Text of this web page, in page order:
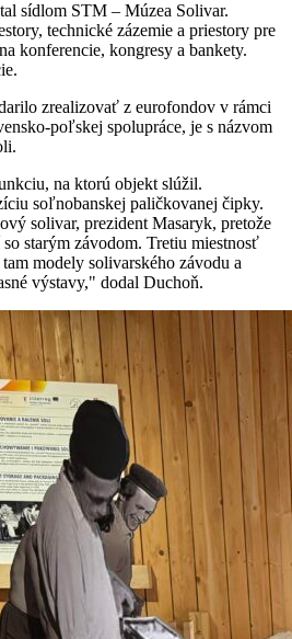
sídlom STM – Múzea Solivar.
technické zázemie a priestory pre
konferencie, kongresy a bankety.
zrealizovať z eurofondov v rámci
poľskej spolupráce, je s názvom
na ktorú objekt slúžil.
soľnobanskej paličkovanej čipky.
solivar, prezident Masaryk, pretože
starým závodom. Tretiu miestnosť
modely solivarského závodu a
výstavy," dodal Duchoň.